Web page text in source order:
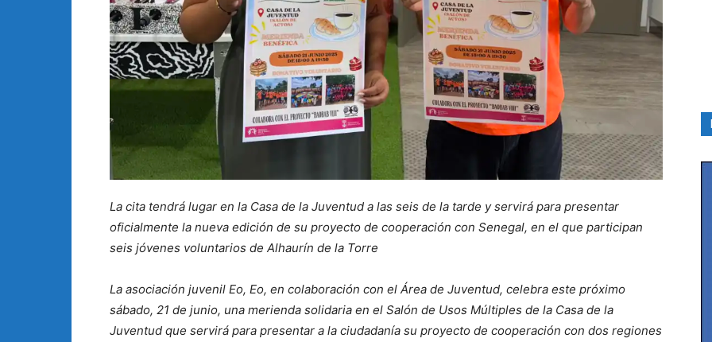
La cita tendrá lugar en la Casa de la Juventud a las seis de la tarde y servirá para presentar
oficialmente la nueva edición de su proyecto de cooperación con Senegal, en el que participan
seis jóvenes voluntarios de Alhaurín de la Torre
La asociación juvenil Eo, Eo, en colaboración con el Área de Juventud, celebra este próximo
sábado, 21 de junio, una merienda solidaria en el Salón de Usos Múltiples de la Casa de la
Juventud que servirá para presentar a la ciudadanía su proyecto de cooperación con dos regiones